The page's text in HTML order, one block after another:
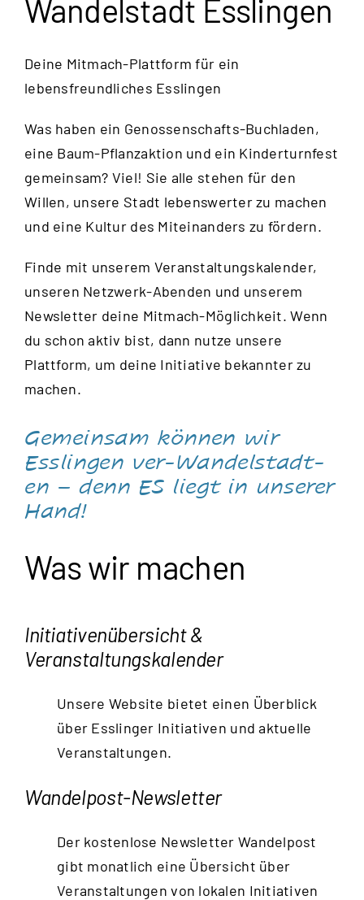
Wandelstadt Esslingen
Deine Mitmach-Plattform für ein
lebensfreundliches Esslingen
Was haben ein Genossenschafts-Buchladen,
eine Baum-Pflanzaktion und ein Kinderturnfest
gemeinsam? Viel! Sie alle stehen für den
Willen, unsere Stadt lebenswerter zu machen
und eine Kultur des Miteinanders zu fördern.
Finde mit unserem Veranstaltungskalender,
unseren Netzwerk-Abenden und unserem
Newsletter deine Mitmach-Möglichkeit. Wenn
du schon aktiv bist, dann nutze unsere
Plattform, um deine Initiative bekannter zu
machen.
Gemeinsam können wir
Esslingen ver-Wandelstadt-
en – denn ES liegt in unserer
Hand!
Was wir machen
Initiativenübersicht &
Veranstaltungskalender
Unsere Website bietet einen Überblick
über Esslinger Initiativen und aktuelle
Veranstaltungen.
Wandelpost-Newsletter
Der kostenlose Newsletter Wandelpost
gibt monatlich eine Übersicht über
Veranstaltungen von lokalen Initiativen